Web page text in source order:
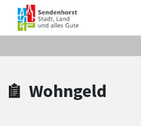
Zum Header
Zum Hauptinhalt
Zum Footer
Zum Hauptinhalt springen
Wohngeld